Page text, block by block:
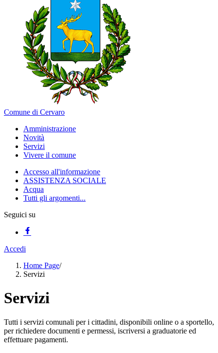
Comune di Cervaro
Amministrazione
Novità
Servizi
Vivere il comune
Accesso all'informazione
ASSISTENZA SOCIALE
Acqua
Tutti gli argomenti...
Seguici su
Accedi
Home Page/
Servizi
Servizi
Tutti i servizi comunali per i cittadini, disponibili online o a sportello,
per richiedere documenti e permessi, iscriversi a graduatorie ed
effettuare pagamenti.